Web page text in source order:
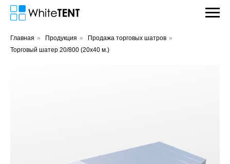
Главная » Продукция » Продажа торговых шатров »
Торговый шатер 20/800 (20х40 м.)